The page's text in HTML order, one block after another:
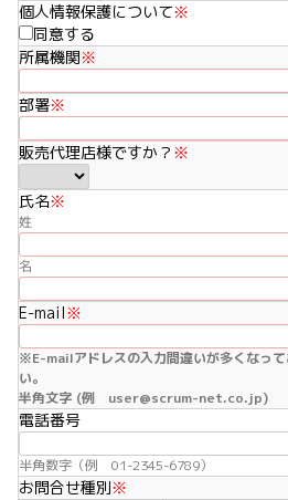
個人情報保護について※
同意する
所属機関※
部署※
販売代理店様ですか？ ※
氏名※
姓
名
E-mail※
※E-mailアドレスの入力間違いが多くなっ
い。
半角文字 (例 user@scrum-net.co.jp)
電話番号
半角数字（例 01-2345-6789）
お問合せ種別※